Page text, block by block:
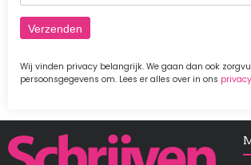
Wij vinden privacy belangrijk. We gaan dan ook
persoonsgegevens om. Lees er alles over in ons
Afbeelding